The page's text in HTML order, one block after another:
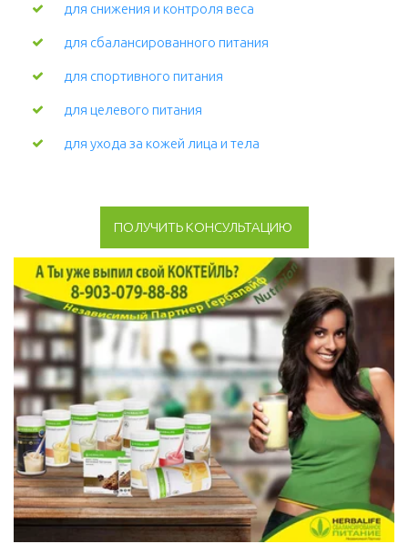
для снижения и контроля веса
для сбалансированного питания
для спортивного питания
для целевого питания
для ухода за кожей лица и тела
ПОЛУЧИТЬ КОНСУЛЬТАЦИЮ